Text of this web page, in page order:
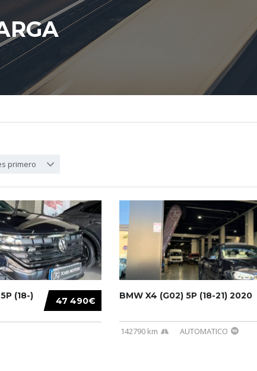
primero
47 490€
(18-)
BMW X4 (G02) 5P (18-21) 2020
142790 km AUTOMATICO